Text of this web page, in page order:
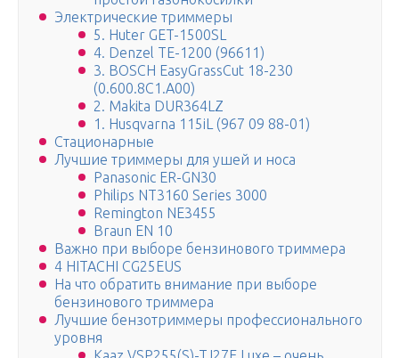
Электрические триммеры
5. Huter GET-1500SL
4. Denzel TE-1200 (96611)
3. BOSCH EasyGrassCut 18-230
(0.600.8C1.A00)
2. Makita DUR364LZ
1. Husqvarna 115iL (967 09 88-01)
Стационарные
Лучшие триммеры для ушей и носа
Panasonic ER-GN30
Philips NT3160 Series 3000
Remington NE3455
Braun EN 10
Важно при выборе бензинового триммера
4 HITACHI CG25EUS
На что обратить внимание при выборе
бензинового триммера
Лучшие бензотриммеры профессионального
уровня